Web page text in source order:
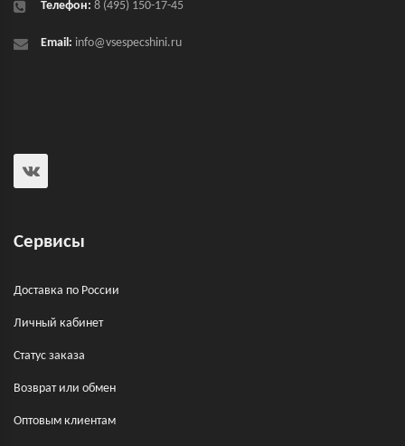
Телефон: 8 (495) 150-17-45
Email: info@vsespecshini.ru
Сервисы
Доставка по России
Личный кабинет
Статус заказа
Возврат или обмен
Оптовым клиентам